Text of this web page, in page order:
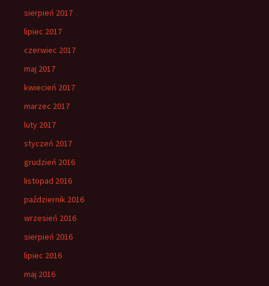
sierpień 2017
lipiec 2017
czerwiec 2017
maj 2017
kwiecień 2017
marzec 2017
luty 2017
styczeń 2017
grudzień 2016
listopad 2016
październik 2016
wrzesień 2016
sierpień 2016
lipiec 2016
maj 2016